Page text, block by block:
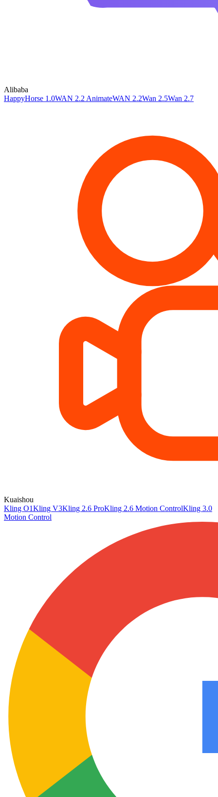
Alibaba
HappyHorse 1.0WAN 2.2 AnimateWAN 2.2Wan 2.5Wan 2.7
Kuaishou
Kling O1Kling V3Kling 2.6 ProKling 2.6 Motion ControlKling 3.0
Motion Control